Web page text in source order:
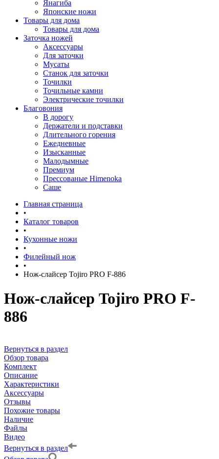
Янагиба
Японские ножи
Товары для дома
Товары для дома
Заточка ножей
Аксессуары
Для заточки
Мусаты
Станок для заточки
Точилки
Точильные камни
Электрические точилки
Благовония
В дорогу
Держатели и подставки
Длительного горения
Ежедневные
Изысканные
Малодымные
Премиум
Прессованые Himenoka
Саше
Главная страница
•
Каталог товаров
•
Кухонные ножи
•
Филейный нож
•
Нож-слайсер Tojiro PRO F-886
Нож-слайсер Tojiro PRO F-
886
Вернуться в раздел
Обзор товара
Комплект
Описание
Характеристики
Аксессуары
Отзывы
Похожие товары
Наличие
Файлы
Видео
Вернуться в раздел